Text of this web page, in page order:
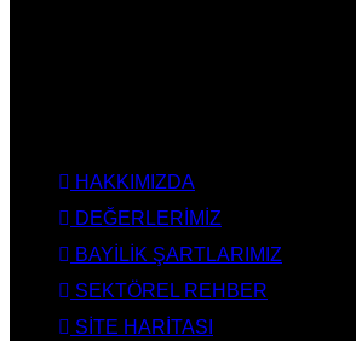
HAKKIMIZDA
DEĞERLERİMİZ
BAYİLİK ŞARTLARIMIZ
SEKTÖREL REHBER
SİTE HARİTASI